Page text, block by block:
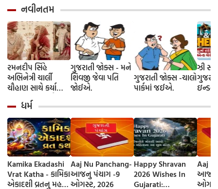
નવીનતમ
રમનદીપ સિંહે
અભિનેત્રી ચાર્લી
ચૌહાણ સાથે કર્યા
લગ્ન, જશ્નમાં ક્રિકેટ
જગતના કલાકારોની
હાજરી
ગુજરાતી જોક્સ - મને
શિવજી જેવા પતિ
જોઈએ.
ગુજરાતી જોક્સ -ચાલો
પાર્કમાં જઈએ.
ઝી
ચેરી'
રિલીઝ
ધર્મ
Kamika Ekadashi
Vrat Katha - કામિકા
એકાદશી વ્રતનુ મહત્વ
Aaj Nu Panchang-
આજનુ પંચાગ -9
ઓગસ્ટ, 2026
Happy Shravan
2026 Wishes In
Gujarati:
Aaj
આજનુ